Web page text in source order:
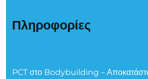
Πληροφορίες
PCT στο Bodybuilding –